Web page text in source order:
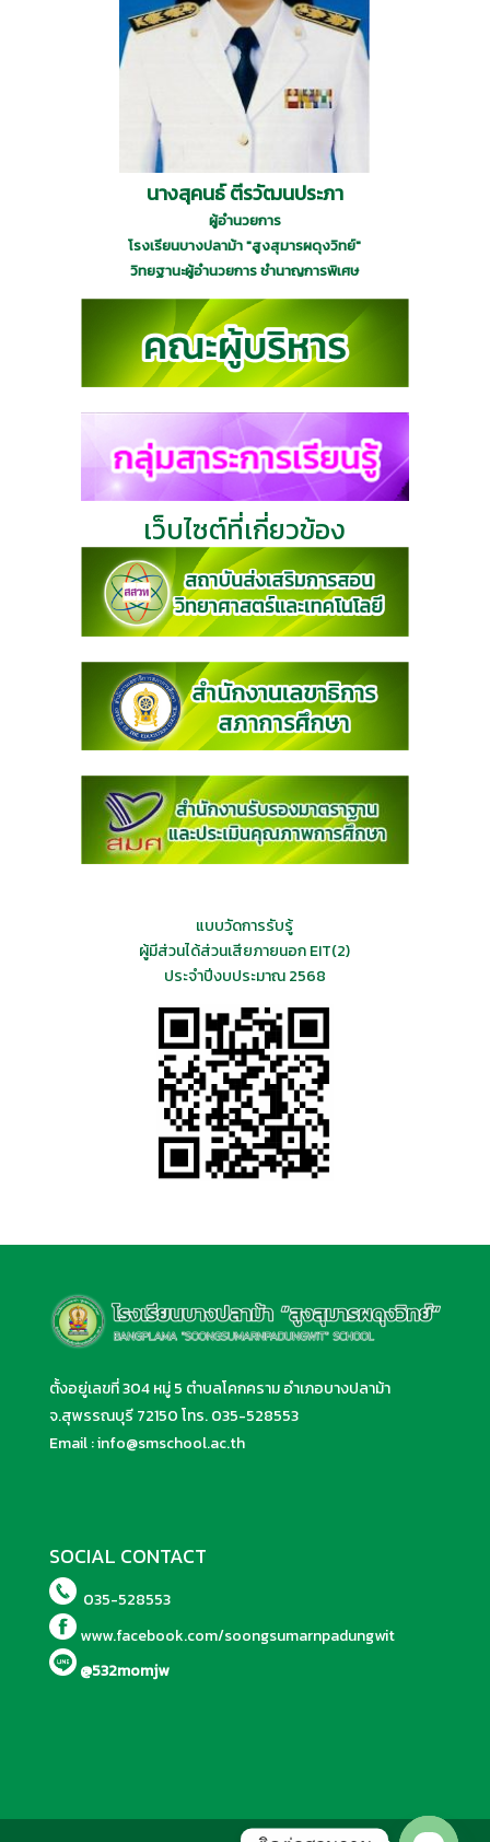
นางสุคนธ์ ตีรวัฒนประภา
ผู้อำนวยการ
โรงเรียนบางปลาม้า "สูงสุมารผดุงวิทย์"
วิทยฐานะผู้อำนวยการ ชำนาญการพิเศษ
เว็บไซต์ที่เกี่ยวข้อง
แบบวัดการรับรู้
ผู้มีส่วนได้ส่วนเสียภายนอก EIT(2)
ประจำปีงบประมาณ 2568
ตั้งอยู่เลขที่ 304 หมู่ 5 ตำบลโคกคราม อำเภอบางปลาม้า
จ.สุพรรณบุรี 72150 โทร.035-528553
Email :info@smschool.ac.th
SOCIAL CONTACT
035-528553
www.facebook.com/soongsumarnpadungwit
@532momjw